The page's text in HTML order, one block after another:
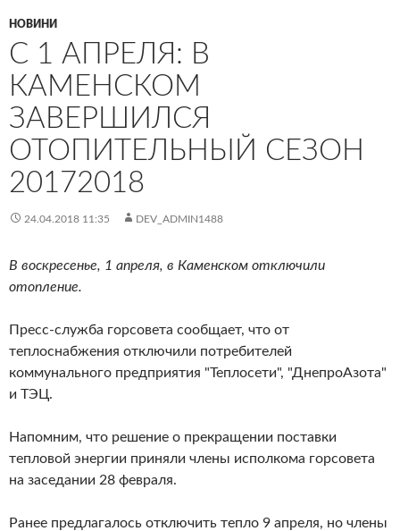
НОВИНИ
С 1 АПРЕЛЯ: В
КАМЕНСКОМ
ЗАВЕРШИЛСЯ
ОТОПИТЕЛЬНЫЙ СЕЗОН
20172018
24.04.2018 11:35 DEV_ADMIN1488
В воскресенье, 1 апреля, в Каменском отключили
отопление.
Пресс-служба горсовета сообщает, что от
теплоснабжения отключили потребителей
коммунального предприятия "Теплосети", "ДнепроАзота"
и ТЭЦ.
Напомним, что решение о прекращении поставки
тепловой энергии приняли члены исполкома горсовета
на заседании 28 февраля.
Ранее предлагалось отключить тепло 9 апреля, но члены